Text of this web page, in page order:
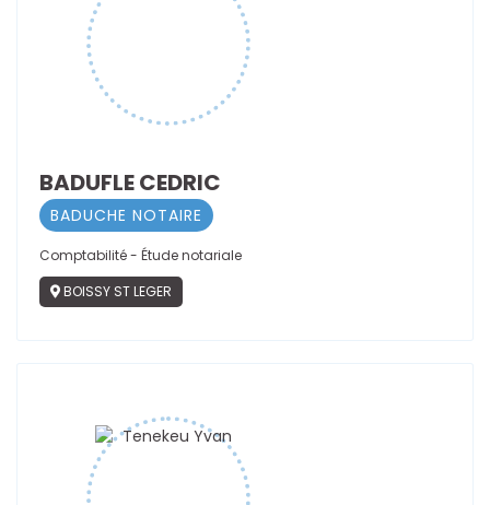
BADUFLE CEDRIC
BADUCHE NOTAIRE
Comptabilité - Étude notariale
BOISSY ST LEGER